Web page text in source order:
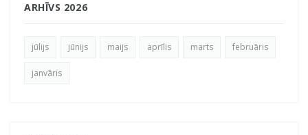
ARHĪVS 2026
jūlijs jūnijs maijs aprīlis marts februāris
janvāris